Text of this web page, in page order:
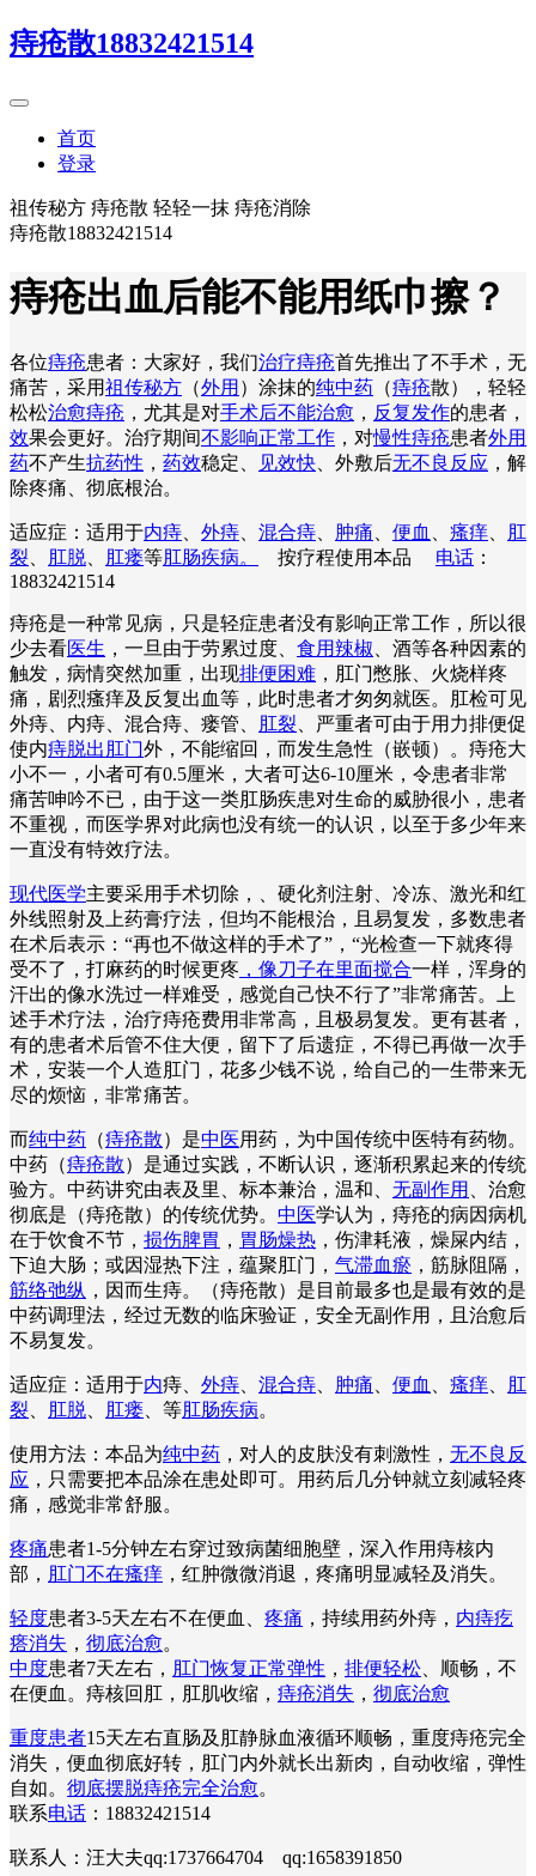
痔疮散18832421514
首页
登录
祖传秘方 痔疮散 轻轻一抹 痔疮消除
痔疮散18832421514
痔疮出血后能不能用纸巾擦？
各位痔疮患者：大家好，我们治疗痔疮首先推出了不手术，无
痛苦，采用祖传秘方 （外用 ）涂抹的纯中药 （痔疮散），轻轻
松松治愈痔疮 ，尤其是对手术后不能治愈 ， 反复发作的患者，
效果会更好。治疗期间不影响正常工作 ，对慢性痔疮患者外用
药不产生抗药性 ， 药效稳定、 见效快 、外敷后无不良反应 ，解
除疼痛、彻底根治。
适应症：适用于内痔 外痔 混合痔 肿痛 便血 瘙痒
肛
裂
肛脱 肛瘘等肛肠疾病。 按疗程使用本品 电话 ：
18832421514
痔疮是一种常见病，只是轻症患者没有影响正常工作，所以很
少去看医生 ，一旦由于劳累过度、 食用辣椒 、酒等各种因素的
触发，病情突然加重，出现排便困难 ，肛门憋胀、火烧样疼
痛，剧烈瘙痒及反复出血等，此时患者才匆匆就医。肛检可见
外痔、内痔、混合痔、瘘管、
肛裂 、严重者可由于用力排便促
使内痔脱出肛门外，不能缩回，而发生急性（嵌顿）。痔疮大
小不一，小者可有0.5厘米，大者可达6-10厘米，令患者非常
痛苦呻吟不已，由于这一类肛肠疾患对生命的威胁很小，患者
不重视，而医学界对此病也没有统一的认识，以至于多少年来
一直没有特效疗法。
现代医学主要采用手术切除，、硬化剂注射、冷冻、激光和红
外线照射及上药膏疗法，但均不能根治，且易复发，多数患者
在术后表示：“再也不做这样的手术了”，“光检查一下就疼得
受不了，打麻药的时候更疼 ，像刀子在里面搅合一样，浑身的
汗出的像水洗过一样难受，感觉自己快不行了”非常痛苦。上
述手术疗法，治疗痔疮费用非常高，且极易复发。更有甚者，
有的患者术后管不住大便，留下了后遗症，不得已再做一次手
术，安装一个人造肛门，花多少钱不说，给自己的一生带来无
尽的烦恼，非常痛苦。
而纯中药 （痔疮散）是中医用药，为中国传统中医特有药物。
中药（痔疮散）是通过实践，不断认识，逐渐积累起来的传统
验方。中药讲究由表及里、标本兼治，温和、 无副作用
、治愈
彻底是（痔疮散）的传统优势。 中医学认为，痔疮的病因病机
在于饮食不节， 损伤脾胃 ， 胃肠燥热 ，伤津耗液，燥屎内结，
下迫大肠；或因湿热下注，蕴聚肛门， 气滞血瘀 ，筋脉阻隔，
筋络弛纵 ，因而生痔。（痔疮散）是目前最多也是最有效的是
中药调理法，经过无数的临床验证，安全无副作用，且治愈后
不易复发。
适应症：适用于内痔、 外痔 混合痔 肿痛 便血 瘙痒
肛
裂
肛脱 肛瘘 、等肛肠疾病。
使用方法：本品为纯中药 ，对人的皮肤没有刺激性， 无不良反
应 ，只需要把本品涂在患处即可。用药后几分钟就立刻减轻疼
痛，感觉非常舒服。
疼痛患者1-5分钟左右穿过致病菌细胞壁，深入作用痔核内
部， 肛门不在瘙痒 ，红肿微微消退，疼痛明显减轻及消失。
轻度患者3-5天左右不在便血、 疼痛 ，持续用药外痔， 内痔疙
瘩消失 ， 彻底治愈。
中度患者7天左右， 肛门恢复正常弹性 ， 排便轻松 、顺畅，不
在便血。痔核回肛，肛肌收缩， 痔疮消失 ， 彻底治愈
重度患者15天左右直肠及肛静脉血液循环顺畅，重度痔疮完全
消失，便血彻底好转，肛门内外就长出新肉，自动收缩，弹性
自如。 彻底摆脱痔疮完全治愈。
联系电话 ：18832421514
联系人：汪大夫qq:1737664704 qq:1658391850